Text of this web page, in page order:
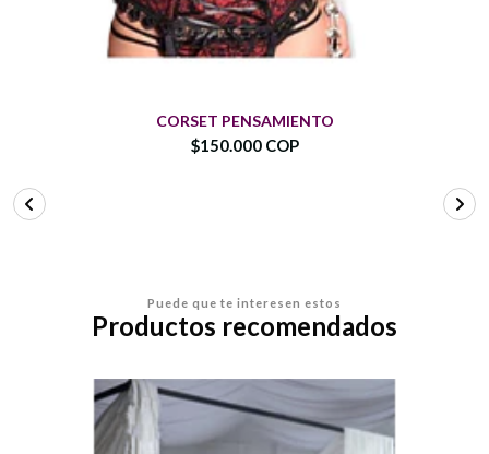
CORSET PENSAMIENTO
$150.000 COP
Puede que te interesen estos
Productos recomendados